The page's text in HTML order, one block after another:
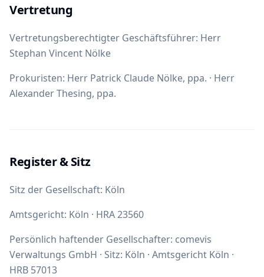
Vertretung
Vertretungsberechtigter Geschäftsführer: Herr
Stephan Vincent Nölke
Prokuristen: Herr Patrick Claude Nölke, ppa. · Herr
Alexander Thesing, ppa.
Register & Sitz
Sitz der Gesellschaft: Köln
Amtsgericht: Köln · HRA 23560
Persönlich haftender Gesellschafter: comevis
Verwaltungs GmbH · Sitz: Köln · Amtsgericht Köln ·
HRB 57013